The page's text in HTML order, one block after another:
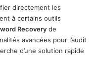
directement les
à certains outils
Recovery de
avancées pour l’audit
d’une solution rapide